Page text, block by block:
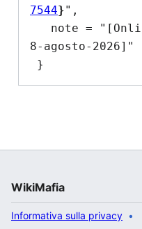
7544}",
8-agosto-2026]"
WikiMafia
Informativa sulla privacy